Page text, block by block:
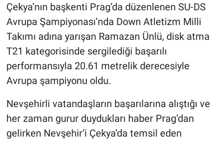
Çekya’nın başkenti Prag’da düzenlenen SU-DS
Avrupa Şampiyonası’nda Down Atletizm Milli
Takımı adına yarışan Ramazan Ünlü, disk atma
T21 kategorisinde sergilediği başarılı
performansıyla 20.61 metrelik derecesiyle
Avrupa şampiyonu oldu.
Nevşehirli vatandaşların başarılarına alıştığı ve
her zaman gurur duydukları haber Prag’dan
gelirken Nevşehir’i Çekya’da temsil eden